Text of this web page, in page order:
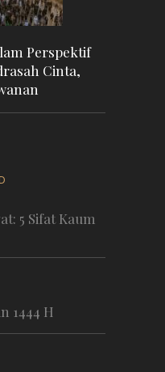
Perspektif
Cinta,
5 Sifat Kaum
1444 H